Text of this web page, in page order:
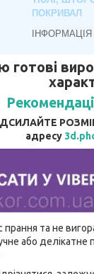
ПОКРИВАЛ
готові
адресу
та не
або делікатне